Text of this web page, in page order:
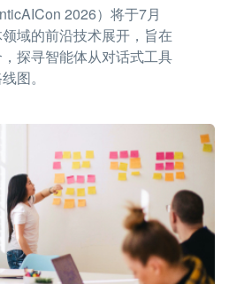
2026）将于7月
域的前沿技术展开，旨在
探寻智能体从对话式工具
图。